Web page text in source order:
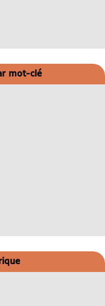
mot-clé